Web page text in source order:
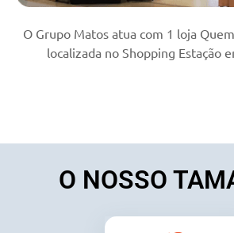
O Grupo Matos atua com 1 loja
localizada no Shopping Estação
O NOSSO